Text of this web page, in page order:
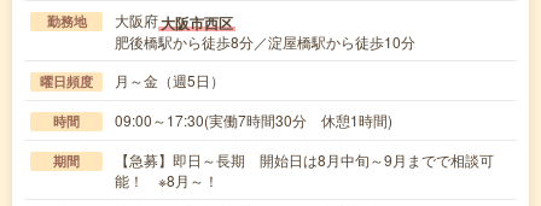
勤務地 大阪府大阪市西区
肥後橋駅から徒歩8分／淀屋橋駅から徒歩10分
曜日頻度 月～金（週5日）
時間 09:00～17:30(実働7時間30分 休憩1時間)
期間
【急募】即日～長期 開始日は8月中旬～9月までで相談可
能！ ※8月～！